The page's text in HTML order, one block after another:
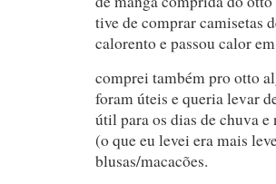
tive de comprar camisetas
calorento e passou calor
comprei também pro otto
foram úteis e queria levar
útil para os dias de chuva
(o que eu levei era mais
blusas/macacões.